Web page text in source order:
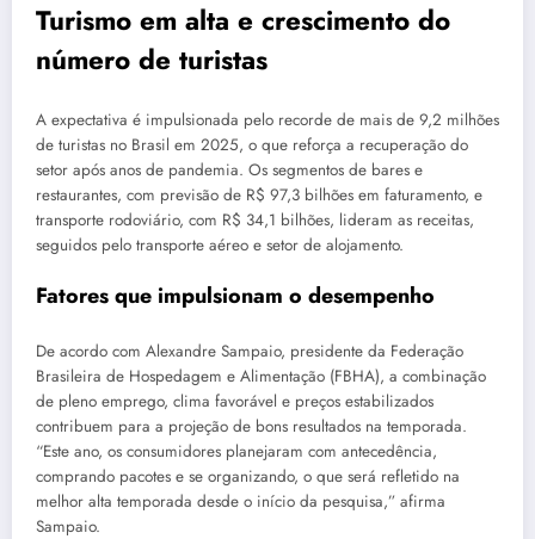
Turismo em alta e crescimento do
número de turistas
A expectativa é impulsionada pelo recorde de mais de 9,2 milhões
de turistas no Brasil em 2025, o que reforça a recuperação do
setor após anos de pandemia. Os segmentos de bares e
restaurantes, com previsão de R$ 97,3 bilhões em faturamento, e
transporte rodoviário, com R$ 34,1 bilhões, lideram as receitas,
seguidos pelo transporte aéreo e setor de alojamento.
Fatores que impulsionam o desempenho
De acordo com Alexandre Sampaio, presidente da Federação
Brasileira de Hospedagem e Alimentação (FBHA), a combinação
de pleno emprego, clima favorável e preços estabilizados
contribuem para a projeção de bons resultados na temporada.
“Este ano, os consumidores planejaram com antecedência,
comprando pacotes e se organizando, o que será refletido na
melhor alta temporada desde o início da pesquisa,” afirma
Sampaio.